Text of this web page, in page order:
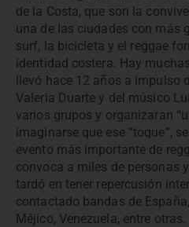
de la Costa, que son la
una de las ciudades con más
surf, la bicicleta y el reggae
identidad costera. Hay
llevó hace 12 años a impulso
Valeria Duarte y del músico
varios grupos y organizaran
imaginarse que ese “toque”,
evento más importante de
convoca a miles de personas
tardó en tener repercusión
contactado bandas de
Méjico, Venezuela, entre